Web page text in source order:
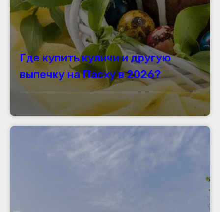
Где купить куличи и другую
выпечку на Пасху в 2026?